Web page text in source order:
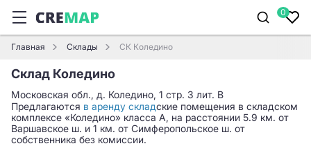
0
Главная Склады СК Коледино
Склад Коледино
Московская обл., д. Коледино, 1 стр. 3 лит. В
Предлагаются в аренду складские помещения в складском
комплексе «Коледино» класса A, на расстоянии 5.9 км. от
Варшавское ш. и 1 км. от Симферопольское ш. от
собственника без комиссии.